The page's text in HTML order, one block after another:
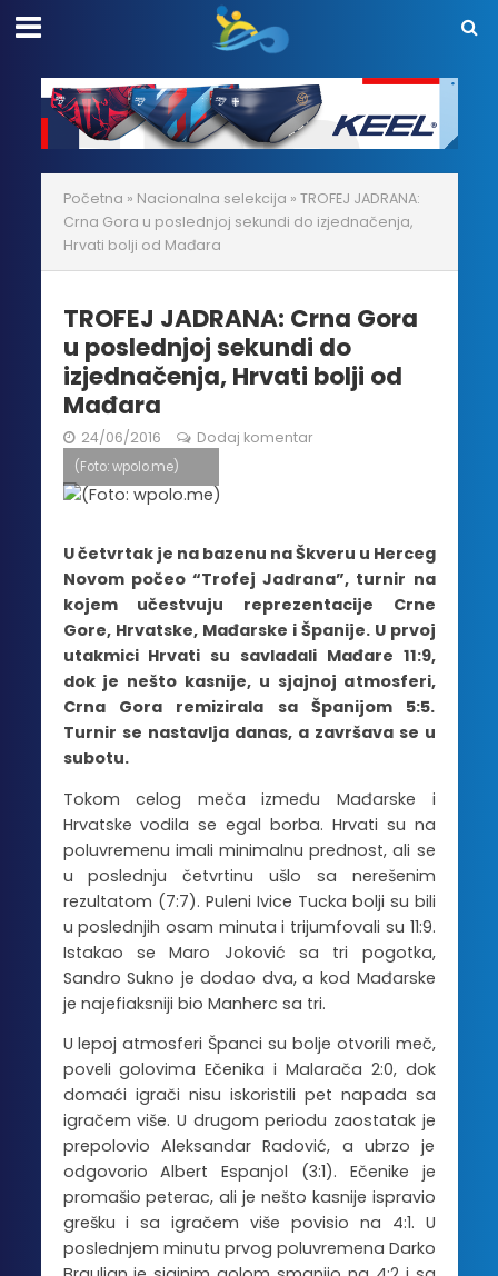
Početna » Nacionalna selekcija » TROFEJ JADRANA:
Crna Gora u poslednjoj sekundi do izjednačenja,
Hrvati bolji od Mađara
TROFEJ JADRANA: Crna Gora
u poslednjoj sekundi do
izjednačenja, Hrvati bolji od
Mađara
24/06/2016 Dodaj komentar
(Foto: wpolo.me)
U četvrtak je na bazenu na Škveru u Herceg
Novom počeo “Trofej Jadrana”, turnir na
kojem učestvuju reprezentacije Crne
Gore, Hrvatske, Mađarske i Španije. U prvoj
utakmici Hrvati su savladali Mađare 11:9,
dok je nešto kasnije, u sjajnoj atmosferi,
Crna Gora remizirala sa Španijom 5:5.
Turnir se nastavlja danas, a završava se u
subotu.
Tokom celog meča između Mađarske i
Hrvatske vodila se egal borba. Hrvati su na
poluvremenu imali minimalnu prednost, ali se
u poslednju četvrtinu ušlo sa nerešenim
rezultatom (7:7). Puleni Ivice Tucka bolji su bili
u poslednjih osam minuta i trijumfovali su 11:9.
Istakao se Maro Joković sa tri pogotka,
Sandro Sukno je dodao dva, a kod Mađarske
je najefiaksniji bio Manherc sa tri.
U lepoj atmosferi Španci su bolje otvorili meč,
poveli golovima Ečenika i Malarača 2:0, dok
domaći igrači nisu iskoristili pet napada sa
igračem više. U drugom periodu zaostatak je
prepolovio Aleksandar Radović, a ubrzo je
odgovorio Albert Espanjol (3:1). Ečenike je
promašio peterac, ali je nešto kasnije ispravio
grešku i sa igračem više povisio na 4:1. U
poslednjem minutu prvog poluvremena Darko